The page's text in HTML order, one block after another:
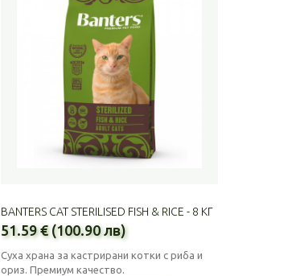
BANTERS CAT STERILISED FISH & RICE - 8 КГ
51.59 € (100.90 лв)
Суха храна за кастрирани котки с риба и
ориз. Премиум качество.